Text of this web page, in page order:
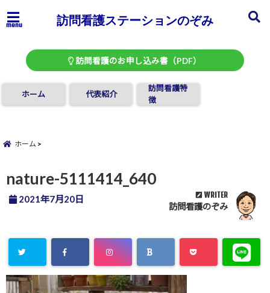
menu 訪問看護ステーションのぞみ
訪問看護のお申し込み書（PDF）
ホーム 代表紹介
訪問看護特
徴
ホーム
nature-5111414_640
2021年7月20日 WRITER
訪問看護のぞみ